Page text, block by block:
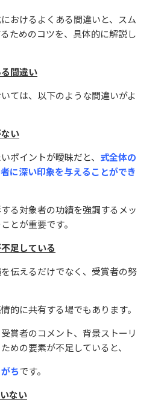
おけるよくある間違いと、スム
ためのコツを、具体的に解説し
間違い
ては、以下のような間違いがよ
い
ポイントが曖昧だと、 式全体の
に深い印象を与えることができ
る対象者の功績を強調するメッ
とが重要です。
⾜している
伝えるだけでなく、受賞者の努
的に共有する場でもあります。
賞者のコメント、背景ストーリ
めの要素が不⾜していると、
ちです。
ない